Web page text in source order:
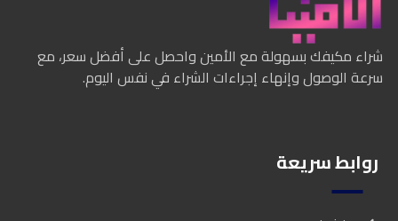
شراء مكيفك بسهولة مع الأمين واحصل على أفضل سعر، مع
سرعة الوصول وإنهاء إجراءات الشراء في نفس اليوم.
روابط سريعة